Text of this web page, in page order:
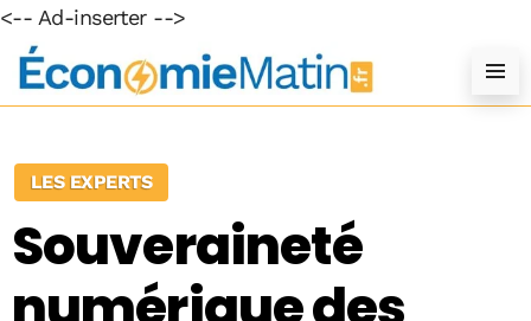
<-- Ad-inserter -->
LES EXPERTS
Souveraineté